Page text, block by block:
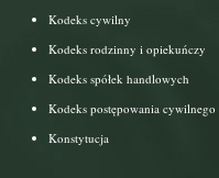
Kodeks cywilny
Kodeks rodzinny i opiekuńczy
Kodeks spółek handlowych
Kodeks postępowania cywilnego
Konstytucja